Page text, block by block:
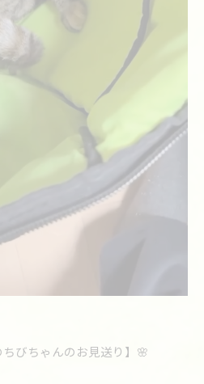
びちゃんのお見送り】🌸